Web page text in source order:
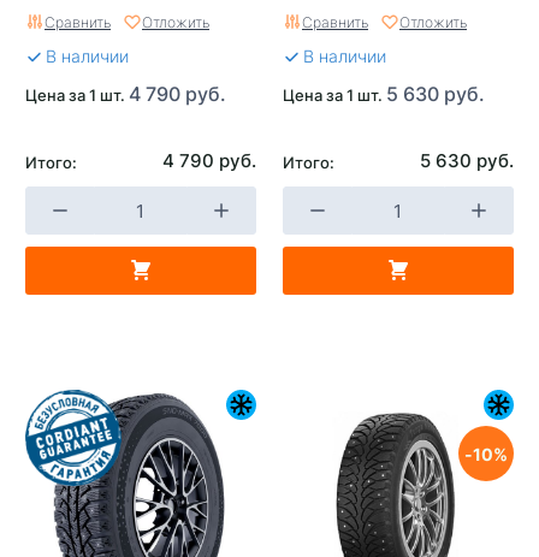
Сравнить Отложить
В наличии
Цена за 1 шт. 4 790 руб.
Итого: 4 790 руб.
Сравнить Отложить
В наличии
Цена за 1 шт. 5 630 руб.
Итого: 5 630 руб.
10